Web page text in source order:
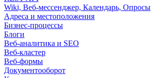
Wiki, Веб-мессенджер, Календарь, Опросы
Адреса и местоположения
Бизнес-процессы
Блоги
Веб-аналитика и SEO
Веб-кластер
Веб-формы
Документооборот